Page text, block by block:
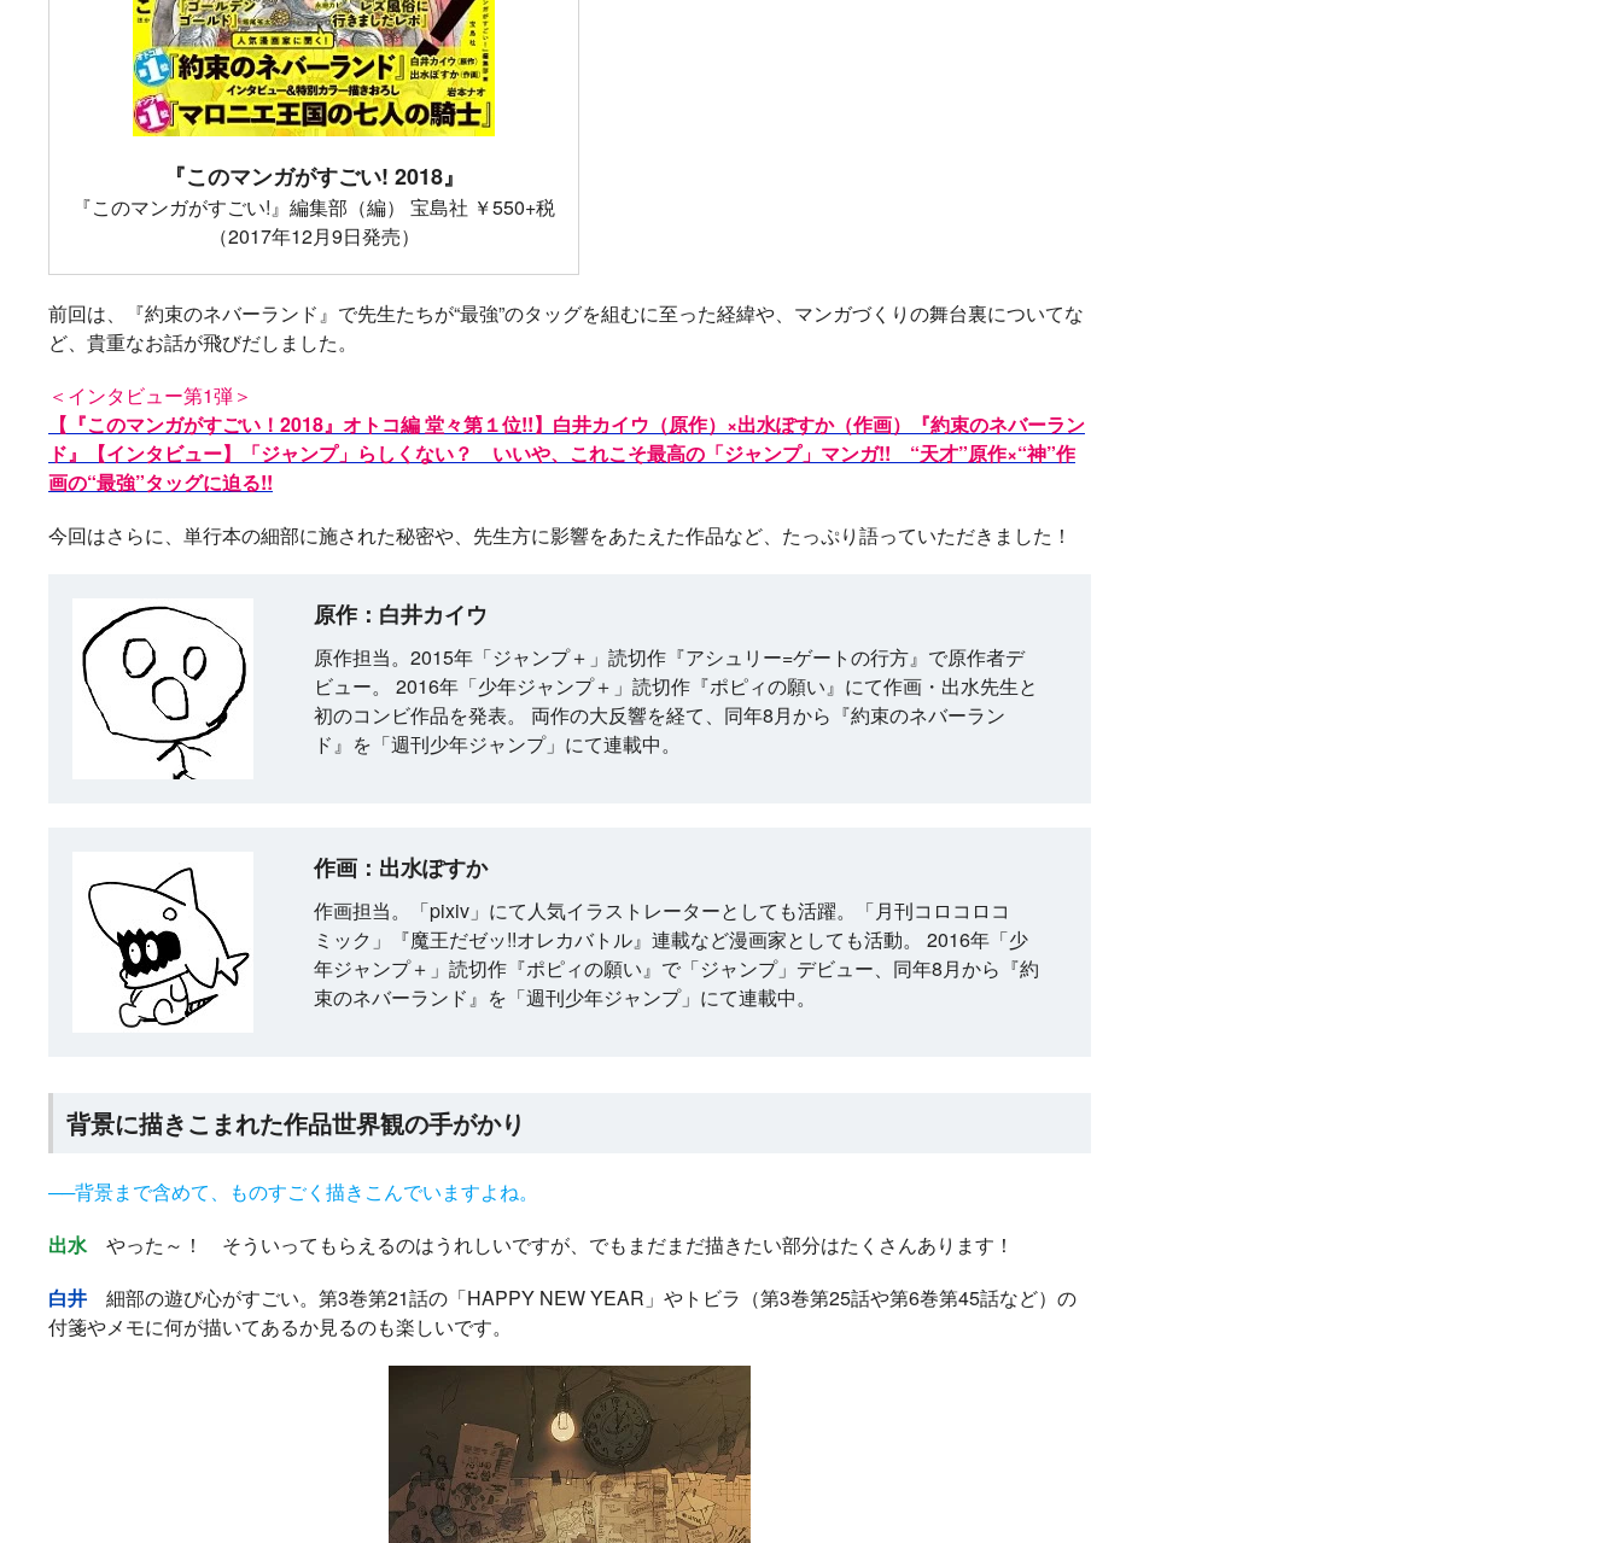
『このマンガがすごい! 2018』
『このマンガがすごい!』編集部（編） 宝島社 ￥550+税
（2017年12月9日発売）
前回は、『約束のネバーランド』で先生たちが“最強”のタッグを組むに至った経緯や、マンガづくりの舞台裏についてな
ど、貴重なお話が飛びだしました。
＜インタビュー第1弾＞
【『このマンガがすごい！2018』オトコ編 堂々第１位!!】白井カイウ（原作）×出水ぽすか（作画）『約束のネバーラン
ド』【インタビュー】「ジャンプ」らしくない？ いいや、これこそ最高の「ジャンプ」マンガ!! “天才”原作×“神”作
画の“最強”タッグに迫る!!
今回はさらに、単行本の細部に施された秘密や、先生方に影響をあたえた作品など、たっぷり語っていただきました！
原作：白井カイウ
原作担当。2015年「ジャンプ＋」読切作『アシュリー=ゲートの行方』で原作者デ
ビュー。 2016年「少年ジャンプ＋」読切作『ポピィの願い』にて作画・出水先生と
初のコンビ作品を発表。 両作の大反響を経て、同年8月から『約束のネバーラン
ド』を「週刊少年ジャンプ」にて連載中。
作画：出水ぽすか
作画担当。「pixiv」にて人気イラストレーターとしても活躍。「月刊コロコロコ
ミック」『魔王だゼッ!!オレカバトル』連載など漫画家としても活動。 2016年「少
年ジャンプ＋」読切作『ポピィの願い』で「ジャンプ」デビュー、同年8月から『約
束のネバーランド』を「週刊少年ジャンプ」にて連載中。
背景に描きこまれた作品世界観の手がかり
──背景まで含めて、ものすごく描きこんでいますよね。
出水やった～！ そういってもらえるのはうれしいですが、でもまだまだ描きたい部分はたくさんあります！
白井 細部の遊び心がすごい。第3巻第21話の「HAPPY NEW YEAR」やトビラ（第3巻第25話や第6巻第45話など）の
付箋やメモに何が描いてあるか見るのも楽しいです。